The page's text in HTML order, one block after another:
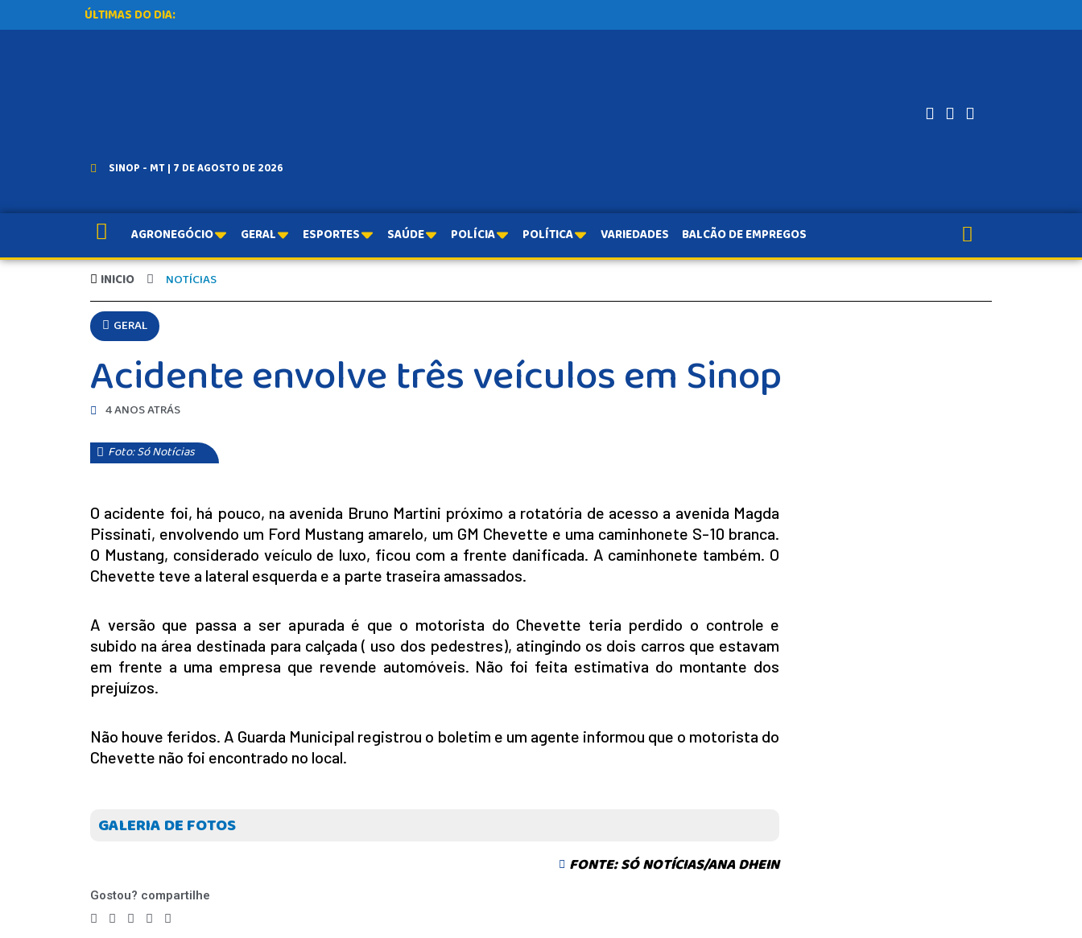
ÚLTIMAS DO DIA:
SINOP - MT | 7 DE AGOSTO DE 2026
AGRONEGÓCIO GERAL ESPORTES SAÚDE POLÍCIA POLÍTICA VARIEDADES BALCÃO DE EMPREGOS
INICIO NOTÍCIAS
GERAL
Acidente envolve três veículos em Sinop
4 ANOS ATRÁS
Foto: Só Notícias
O acidente foi, há pouco, na avenida Bruno Martini próximo a rotatória de acesso a avenida Magda
Pissinati, envolvendo um Ford Mustang amarelo, um GM Chevette e uma caminhonete S-10 branca.
O Mustang, considerado veículo de luxo, ficou com a frente danificada. A caminhonete também. O
Chevette teve a lateral esquerda e a parte traseira amassados.
A versão que passa a ser apurada é que o motorista do Chevette teria perdido o controle e
subido na área destinada para calçada ( uso dos pedestres), atingindo os dois carros que estavam
em frente a uma empresa que revende automóveis. Não foi feita estimativa do montante dos
prejuízos.
Não houve feridos. A Guarda Municipal registrou o boletim e um agente informou que o motorista do
Chevette não foi encontrado no local.
GALERIA DE FOTOS
FONTE: SÓ NOTÍCIAS/ANA DHEIN
Gostou? compartilhe